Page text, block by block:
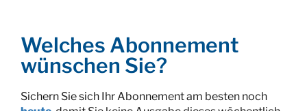
Welches Abonnement
wünschen Sie?
Sichern Sie sich Ihr Abonnement am besten noch